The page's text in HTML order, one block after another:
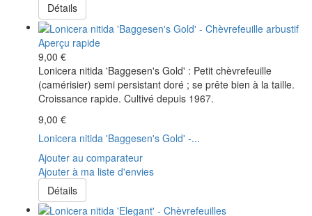
Détails
Aperçu rapide
9,00 €
Lonicera nitida 'Baggesen's Gold' : Petit chèvrefeuille
(camérisier) semi persistant doré ; se prête bien à la taille.
Croissance rapide. Cultivé depuis 1967.
9,00 €
Lonicera nitida 'Baggesen's Gold' -...
Ajouter au comparateur
Ajouter à ma liste d'envies
Détails